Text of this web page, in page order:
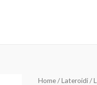
Home/Lateroidi /